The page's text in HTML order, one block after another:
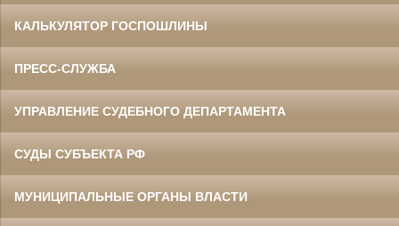
КАЛЬКУЛЯТОР ГОСПОШЛИНЫ
ПРЕСС-СЛУЖБА
УПРАВЛЕНИЕ СУДЕБНОГО ДЕПАРТАМЕНТА
СУДЫ СУБЪЕКТА РФ
МУНИЦИПАЛЬНЫЕ ОРГАНЫ ВЛАСТИ